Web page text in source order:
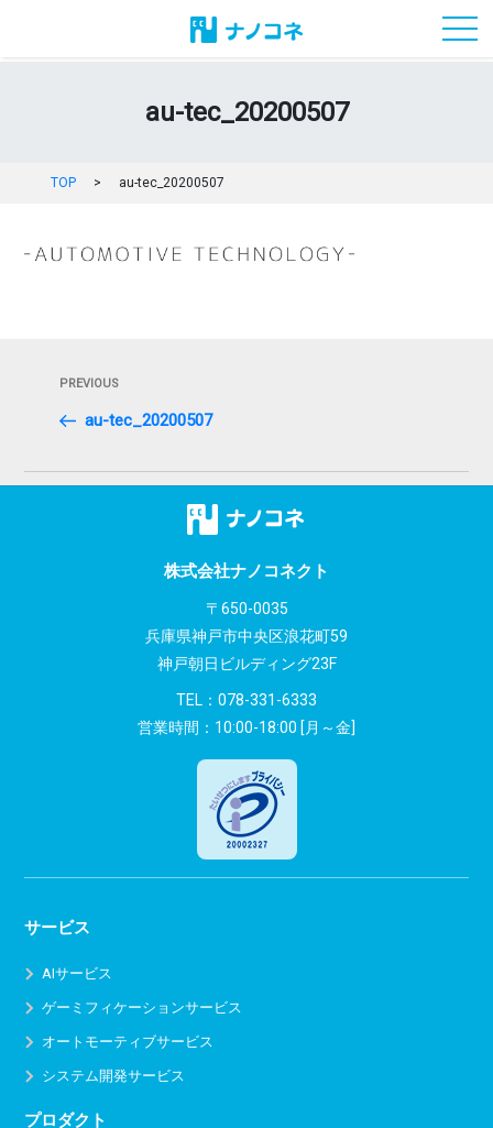
au-tec_20200507
TOP > au-tec_20200507
ビ
Previous
Post
PREVIOUS
au-tec_20200507
株式会社ナノコネクト
〒650-0035
兵庫県神戸市中央区浪花町59
神戸朝日ビルディング23F
TEL： 078-331-6333
営業時間：10:00-18:00 [月～金]
サービス
AIサービス
ゲーミフィケーションサービス
オートモーティブサービス
システム開発サービス
プロダクト